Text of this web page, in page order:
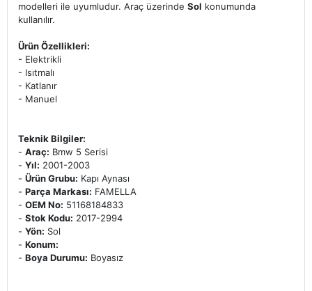
modelleri ile uyumludur. Araç üzerinde Sol konumunda
kullanılır.
Ürün Özellikleri:
- Elektrikli
- Isıtmalı
- Katlanır
- Manuel
Teknik Bilgiler:
- Araç: Bmw 5 Serisi
- Yıl: 2001-2003
- Ürün Grubu: Kapı Aynası
- Parça Markası: FAMELLA
- OEM No: 51168184833
- Stok Kodu: 2017-2994
- Yön: Sol
- Konum:
- Boya Durumu: Boyasız